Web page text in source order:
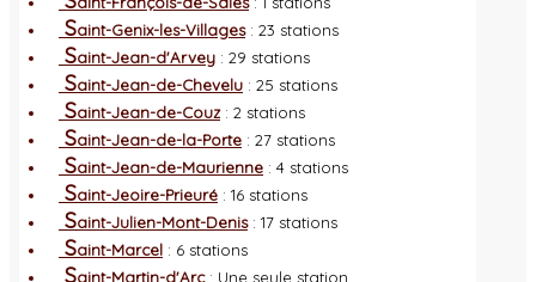
Saint-Genix-les-Villages: 23 stations
Saint-Jean-d'Arvey : 29 stations
Saint-Jean-de-Chevelu : 25 stations
Saint-Jean-de-Couz: 2 stations
Saint-Jean-de-la-Porte : 27 stations
Saint-Jean-de-Maurienne : 4 stations
Saint-Jeoire-Prieuré : 16 stations
Saint-Julien-Mont-Denis: 17 stations
Saint-Marcel : 6 stations
Saint-Martin-d'Arc: Une seule station